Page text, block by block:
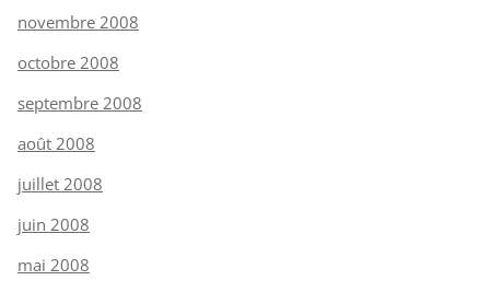
novembre 2008
octobre 2008
septembre 2008
août 2008
juillet 2008
juin 2008
mai 2008